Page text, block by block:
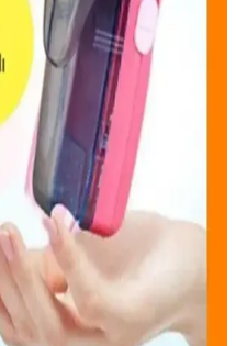
hızlı ve kolay tüy
hijyeni artırır.
Temizleme
Avantajları
çelik bıçaklar ve
ve tiftikleri hızlıca temizler,
uzatır.
Ev Temizliğinde Pratik
sayesinde tüyleri
çeşitli modelleri ile ev, kıyafet
sunar.